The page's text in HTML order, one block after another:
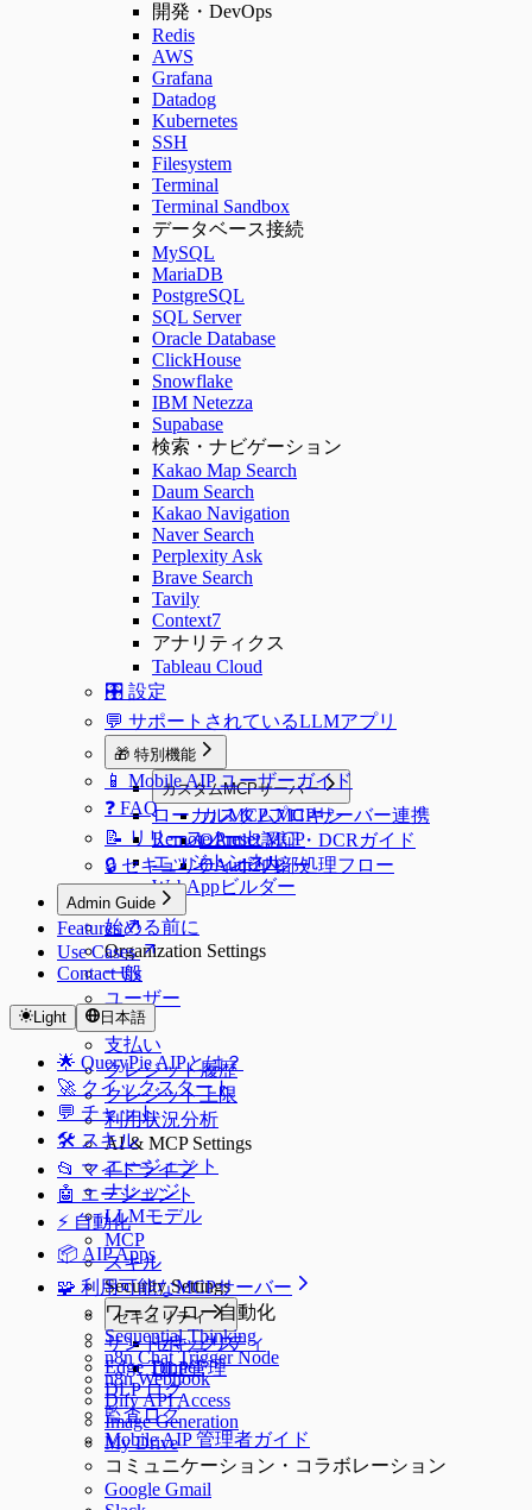
開発・DevOps
Redis
AWS
Grafana
Datadog
Kubernetes
SSH
Filesystem
Terminal
Terminal Sandbox
データベース接続
MySQL
MariaDB
PostgreSQL
SQL Server
Oracle Database
ClickHouse
Snowflake
IBM Netezza
Supabase
検索・ナビゲーション
Kakao Map Search
Daum Search
Kakao Navigation
Naver Search
Perplexity Ask
Brave Search
Tavily
Context7
アナリティクス
Tableau Cloud
🎛️ 設定
💬 サポートされているLLMアプリ
🎁 特別機能
カスタムMCPサーバー
カスタムMCPサーバー連携
OAuth2認証・DCRガイド
OAuth2内部処理フロー
ローカルMCPプロキシ
Remote Preset MCP
エッジトンネル
WebAppビルダー
📱 Mobile AIP ユーザーガイド
❓ FAQ
📝 リリースノート
🔒 セキュリティポリシー
Admin Guide
始める前に
Organization Settings
一般
ユーザー
SSO
支払い
クレジット履歴
クレジット上限
利用状況分析
AI & MCP Settings
エージェント
ナレッジ
LLMモデル
MCP
スキル
Security Settings
セキュリティ
セキュリティ
DLP管理
サンドボックス
Edge Tunnel
DLP ログ
監査ログ
Mobile AIP 管理者ガイド
Features
Use Cases
Contact Us
Light 日本語
🌟 QueryPie AIPとは？
🚀 クイックスタート
💬 チャット
🛠️ スキル
📂 マイドライブ
🤖 エージェント
⚡️ 自動化
📦 AIP Apps
🧩 利用可能なMCPサーバー
ワークフロー自動化
Sequential Thinking
n8n Chat Trigger Node
n8n Webhook
Dify API Access
Image Generation
My Drive
コミュニケーション・コラボレーション
Google Gmail